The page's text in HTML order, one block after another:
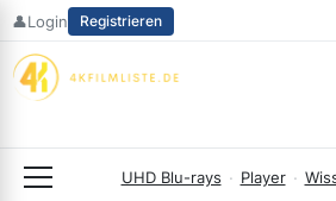
Zum
springen
👤Login Registrieren
UHD Blu-rays · Player ·